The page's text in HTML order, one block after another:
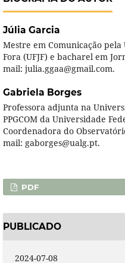
Júlia Garcia
Mestre em Comunicação
Fora (UFJF) e bacharel em
mail: julia.ggaa@gmail.com.
Gabriela Borges
Professora adjunta na
PPGCOM da Universidade
Coordenadora do
mail: gaborges@ualg.pt.
PDF
PUBLICADO
2024-07-08